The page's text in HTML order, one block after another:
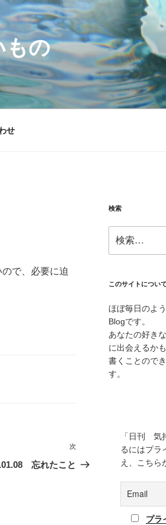
の
せ
で、必要に迫
次
の
次
忘れたこと
検索
索:
このサイトについ
ほぼ毎日のよ
Blogです。
あなたの好き
に出会えるか
書くことので
す。
「日刊 気
るにはプラ
え、こちら
プラ